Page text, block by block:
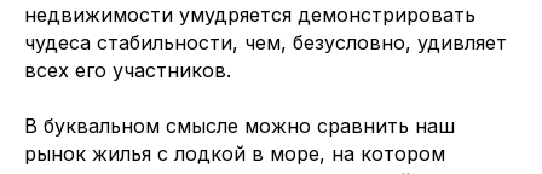
недвижимости умудряется демонстрировать
чудеса стабильности, чем, безусловно, удивляет
всех его участников.
В буквальном смысле можно сравнить наш
рынок жилья с лодкой в море, на котором